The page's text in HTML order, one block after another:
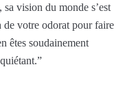
vision du monde s’est
de votre odorat pour faire
êtes soudainement